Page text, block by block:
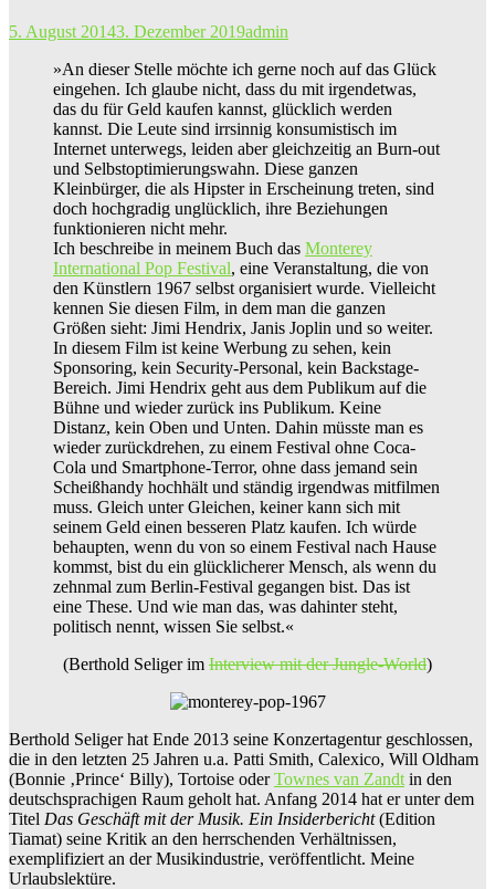
5. August 20143. Dezember 2019admin
»An dieser Stelle möchte ich gerne noch auf das Glück
eingehen. Ich glaube nicht, dass du mit irgendetwas,
das du für Geld kaufen kannst, glücklich werden
kannst. Die Leute sind irrsinnig konsumistisch im
Internet unterwegs, leiden aber gleichzeitig an Burn-out
und Selbstoptimierungswahn. Diese ganzen
Kleinbürger, die als Hipster in Erscheinung treten, sind
doch hochgradig unglücklich, ihre Beziehungen
funktionieren nicht mehr.
Ich beschreibe in meinem Buch das Monterey
International Pop Festival, eine Veranstaltung, die von
den Künstlern 1967 selbst organisiert wurde. Vielleicht
kennen Sie diesen Film, in dem man die ganzen
Größen sieht: Jimi Hendrix, Janis Joplin und so weiter.
In diesem Film ist keine Werbung zu sehen, kein
Sponsoring, kein Security-Personal, kein Backstage-
Bereich. Jimi Hendrix geht aus dem Publikum auf die
Bühne und wieder zurück ins Publikum. Keine
Distanz, kein Oben und Unten. Dahin müsste man es
wieder zurückdrehen, zu einem Festival ohne Coca-
Cola und Smartphone-Terror, ohne dass jemand sein
Scheißhandy hochhält und ständig irgendwas mitfilmen
muss. Gleich unter Gleichen, keiner kann sich mit
seinem Geld einen besseren Platz kaufen. Ich würde
behaupten, wenn du von so einem Festival nach Hause
kommst, bist du ein glücklicherer Mensch, als wenn du
zehnmal zum Berlin-Festival gegangen bist. Das ist
eine These. Und wie man das, was dahinter steht,
politisch nennt, wissen Sie selbst.«
(Berthold Seliger im Interview mit der Jungle-World)
Berthold Seliger hat Ende 2013 seine Konzertagentur geschlossen,
die in den letzten 25 Jahren u.a. Patti Smith, Calexico, Will Oldham
(Bonnie ‚Prince‘ Billy), Tortoise oderTownes van Zandt in den
deutschsprachigen Raum geholt hat. Anfang 2014 hat er unter dem
Titel Das Geschäft mit der Musik. Ein Insiderbericht(Edition
Tiamat) seine Kritik an den herrschenden Verhältnissen,
exemplifiziert an der Musikindustrie, veröffentlicht. Meine
Urlaubslektüre.